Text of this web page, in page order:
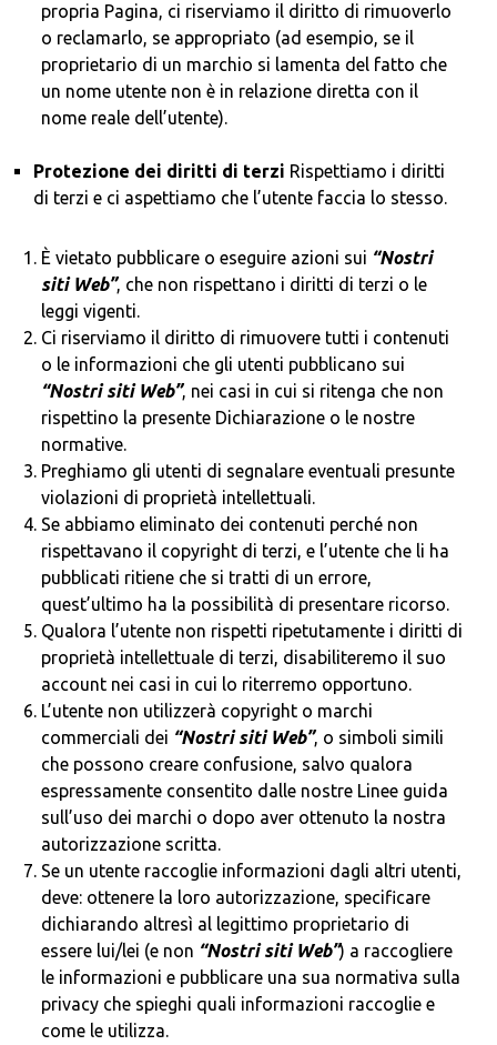
propria Pagina, ci riserviamo il diritto di rimuoverlo
o reclamarlo, se appropriato (ad esempio, se il
proprietario di un marchio si lamenta del fatto che
un nome utente non è in relazione diretta con il
nome reale dell’utente).
Protezione dei diritti di terzi Rispettiamo i diritti
di terzi e ci aspettiamo che l’utente faccia lo stesso.
È vietato pubblicare o eseguire azioni sui “Nostri
siti Web”, che non rispettano i diritti di terzi o le
leggi vigenti.
Ci riserviamo il diritto di rimuovere tutti i contenuti
o le informazioni che gli utenti pubblicano sui
“Nostri siti Web”, nei casi in cui si ritenga che non
rispettino la presente Dichiarazione o le nostre
normative.
Preghiamo gli utenti di segnalare eventuali presunte
violazioni di proprietà intellettuali.
Se abbiamo eliminato dei contenuti perché non
rispettavano il copyright di terzi, e l’utente che li ha
pubblicati ritiene che si tratti di un errore,
quest’ultimo ha la possibilità di presentare ricorso.
Qualora l’utente non rispetti ripetutamente i diritti di
proprietà intellettuale di terzi, disabiliteremo il suo
account nei casi in cui lo riterremo opportuno.
L’utente non utilizzerà copyright o marchi
commerciali dei “Nostri siti Web”, o simboli simili
che possono creare confusione, salvo qualora
espressamente consentito dalle nostre Linee guida
sull’uso dei marchi o dopo aver ottenuto la nostra
autorizzazione scritta.
Se un utente raccoglie informazioni dagli altri utenti,
deve: ottenere la loro autorizzazione, specificare
dichiarando altresì al legittimo proprietario di
essere lui/lei (e non “Nostri siti Web”) a raccogliere
le informazioni e pubblicare una sua normativa sulla
privacy che spieghi quali informazioni raccoglie e
come le utilizza.